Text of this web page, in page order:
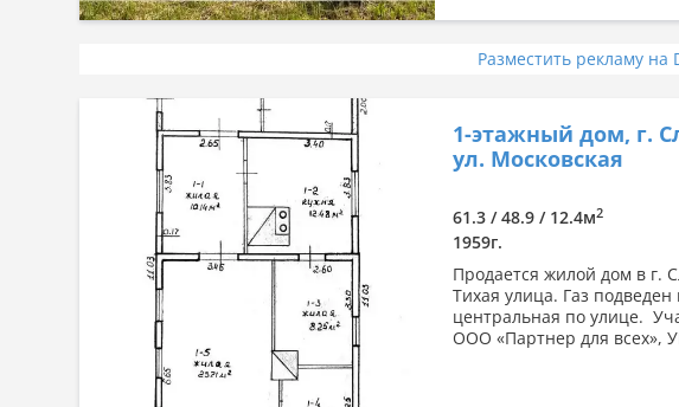
Разместить рекламу на
1-этажный дом, г.
ул. Московская
61.3 / 48.9 / 12.4м2
1959г.
Продается жилой дом в г.
Тихая улица. Газ
центральная по улице.
ООО «Партнер для всех»,